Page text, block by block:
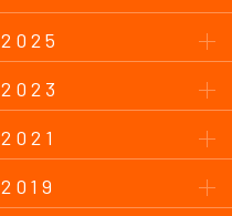
2025
2023
2021
2019